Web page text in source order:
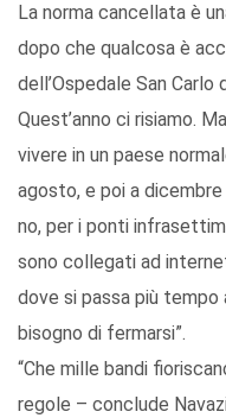
La norma cancellata è
dopo che qualcosa è
dell’Ospedale San
Quest’anno ci risiamo.
vivere in un paese
agosto, e poi a
no, per i ponti
sono collegati ad
dove si passa più
bisogno di fermarsi”.
“Che mille bandi
regole – conclude